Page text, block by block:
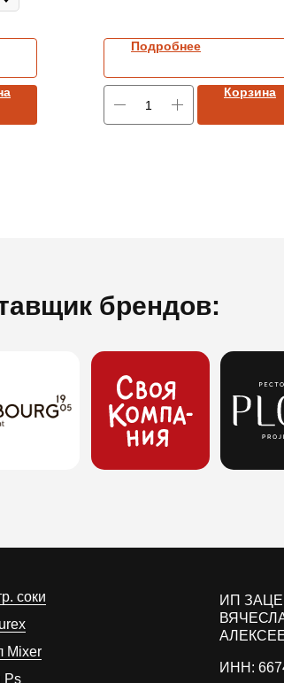
Подробнее
Корзина
брендов:
ИП
ИНН:
соки
Mixer
Ps